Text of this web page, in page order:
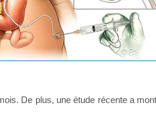
De plus, une étude récente a